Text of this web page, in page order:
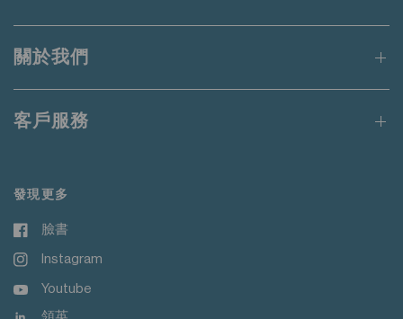
關於我們
客戶服務
發現更多
臉書
Instagram
Youtube